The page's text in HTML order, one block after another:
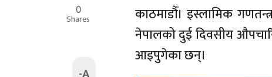
0
Shares
काठमाडौँ। इस्लामिक
नेपालको दुई दिवसीय
आइपुगेका छन्।